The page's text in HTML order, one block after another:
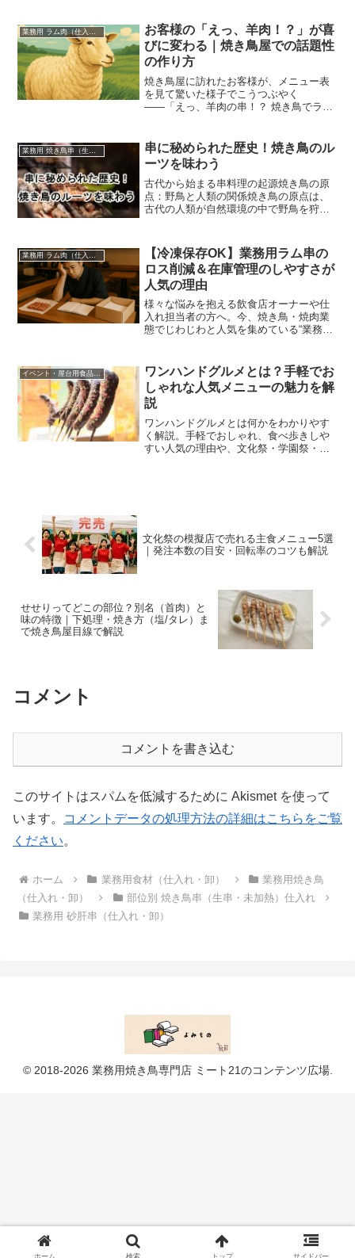
串）”**なのです。
業務用 ラム肉（仕入れ・卸）
お客様の「えっ、羊肉！？」が喜
びに変わる｜焼き鳥屋での話題性
の作り方
焼き鳥屋に訪れたお客様が、メニュー表
を見て驚いた様子でこうつぶやく
――「えっ、羊肉の串！？ 焼き鳥でラム
る**業務用ラム串（羊肉串）**の最大の武
器です。
串に秘められた歴史！焼き鳥のル
ーツを味わう
古代から始まる串料理の起源焼き鳥の原
点：野鳥と人類の関係焼き鳥の原点は、
古代の人類が自然環境の中で野鳥を狩
活の中で、食べ物を効率よく調理するた
めに枝や木の棒を利用した形跡が各地で
見つかっています。串を使った料理の普
及は、食べやすさや利便性を追求する中
で生まれた人類の知恵と言えるでしょ
う。
【冷凍保存OK】業務用ラム串の
ロス削減＆在庫管理のしやすさが
人気の理由
様々な悩みを抱える飲食店オーナーや仕
入れ担当者の方へ。今、焼き鳥・焼肉業
態でじわじわと人気を集めている“業務用
ているのをご存じでしょうか？
イベント・屋台用食品（文化祭・学園祭・夏祭り）
ワンハンドグルメとは？手軽でお
しゃれな人気メニューの魅力を解
説
ワンハンドグルメとは何かをわかりやす
く解説。手軽でおしゃれ、食べ歩きしや
すい人気の理由や、文化祭・学園祭・模
文化祭の模擬店で売れる主食メニュー5選
｜発注本数の目安・回転率のコツも解説
せせりってどこの部位？別名（首肉）と
味の特徴｜下処理・焼き方（塩/タレ）ま
で焼き鳥屋目線で解説
コメント
コメントを書き込む
このサイトはスパムを低減するために Akismet を使って
います。
コメントデータの処理方法の詳細はこちらをご覧
ください。
ホーム 業務用食材（仕入れ・卸）
業務用焼き鳥
（仕入れ・卸）
部位別 焼き鳥串（生串・未加熱）仕入れ
業務用 砂肝串（仕入れ・卸）
© 2018-2026 業務用焼き鳥専門店 ミート21のコンテンツ広場.
ホーム 検索 トップ サイドバー